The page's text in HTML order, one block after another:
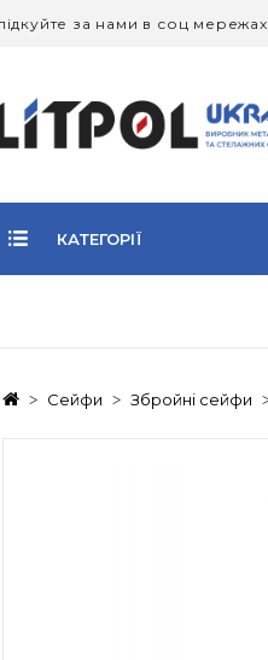
за нами в соц мережах
КАТЕГОРІЇ
Сейфи Збройні сейфи